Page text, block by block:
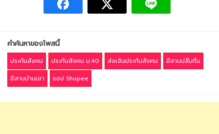
คำค้นหาของโพสนี้
ประกันสังคม ประกันสังคม ม.40 ส่งเงินประกันสังคม
อีสานบ่ลืมถิ่น
อีสานบ้านเฮา
แอป Shopee